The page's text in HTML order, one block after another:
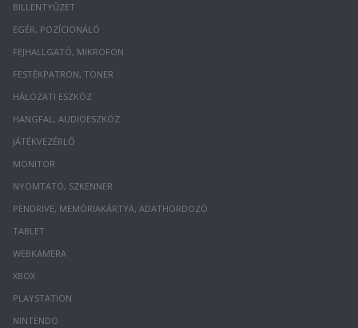
BILLENTYŰZET
EGÉR, POZÍCIONÁLÓ
FEJHALLGATÓ, MIKROFON
FESTÉKPATRON, TONER
HÁLÓZATI ESZKÖZ
HANGFAL, AUDIOESZKÖZ
JÁTÉKVEZÉRLŐ
MONITOR
NYOMTATÓ, SZKENNER
PENDRIVE, MEMÓRIAKÁRTYA, ADATHORDOZÓ
TABLET
WEBKAMERA
XBOX
PLAYSTATION
NINTENDO